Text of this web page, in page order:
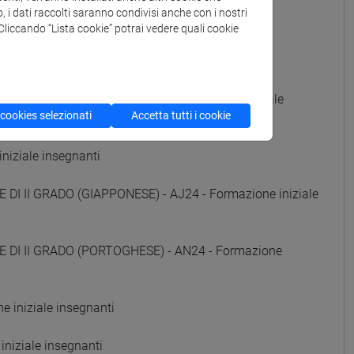
iniziale insegnanti
DI II GRADO (RUSSO) - AE24 - Formazione iniziale
iniziale insegnanti
DI II GRADO (GIAPPONESE) - AJ24 - Formazione iniziale
DI II GRADO (PORTOGHESE) - AN24 - Formazione
iniziale insegnanti
iniziale insegnanti
i dati raccolti saranno condivisi anche con i nostri
“Lista cookie” potrai vedere quali cookie
selezionati Accetta tutti i cookie